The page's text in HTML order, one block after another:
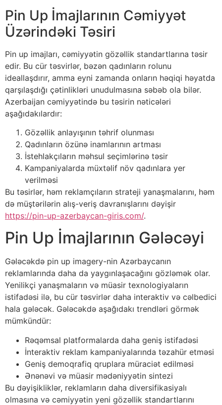
Pin Up İmajlarının Cəmiyyət
Üzərindəki Təsiri
Pin up imajları, cəmiyyətin gözəllik standartlarına təsir
edir. Bu cür təsvirlər, bəzən qadınların rolunu
ideallaşdırır, amma eyni zamanda onların həqiqi həyatda
qarşılaşdığı çətinlikləri unudulmasına səbəb ola bilər.
Azerbaijan cəmiyyətində bu təsirin nəticələri
aşağıdakılardır:
Gözəllik anlayışının təhrif olunması
Qadınların özünə inamlarının artması
İstehlakçıların məhsul seçimlərinə təsir
Kampaniyalarda müxtəlif növ qadınlara yer
verilməsi
Bu təsirlər, həm reklamçıların strateji yanaşmalarını, həm
də müştərilərin alış-veriş davranışlarını dəyişir
https://pin-up-azerbaycan-giris.com/.
Pin Up İmajlarının Gələcəyi
Gələcəkdə pin up imagery-nin Azərbaycanın
reklamlarında daha da yaygınlaşacağını gözləmək olar.
Yenilikçi yanaşmaların və müasir texnologiyaların
istifadəsi ilə, bu cür təsvirlər daha interaktiv və cəlbedici
hala gələcək. Gələcəkdə aşağıdakı trendləri görmək
mümkündür:
Rəqəmsal platformalarda daha geniş istifadəsi
İnteraktiv reklam kampaniyalarında təzahür etməsi
Geniş demoqrafiq qruplara müraciət edilməsi
Ənənəvi və müasir mədəniyyətin sintezi
Bu dəyişikliklər, reklamların daha diversifikasiyalı
olmasına və cəmiyyətin yeni gözəllik standartlarını